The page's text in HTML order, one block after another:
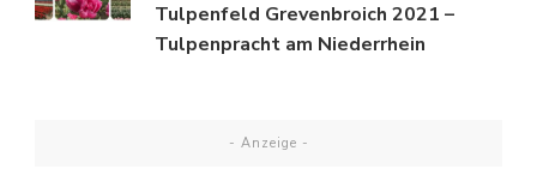
Tulpenfeld Grevenbroich 2021 –
Tulpenpracht am Niederrhein
- Anzeige -